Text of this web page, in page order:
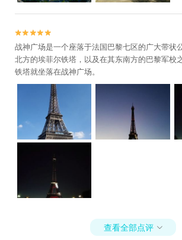


战神广场是一个座落于法国巴黎七区的广大带状
北方的埃菲尔铁塔，以及在其东南方的巴黎军校
铁塔就坐落在战神广场。
查看全部点评 